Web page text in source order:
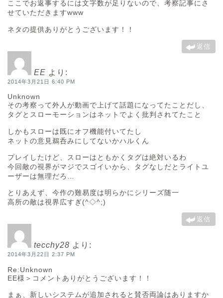
ここでお返事するには文字数が足りないので、考察記事にさ
せていただきますwww
ネタの提供ありがとうございます！！
返信
EE より:
2014年3月21日 6:40 PM
Unknown
その考察って外人が動画で上げて話題になってたことだし、
タグとスローモーションはネットでよく批判されてたこと
しかもスローは既にオフ機能付いてたし
ネットの意見鵜呑みにしてないかハルくん
プレイしたけど、スローはともかくタグは絶対いるわ
今回敵の視界がマジでスゴイいから、タグなしだとライトユ
ーザーは無理だろ…
とりあえず、今作の難易度は明らかにシリーズ随一
高所の敵は視界広すぎ(^◇^;)
返信
tecchy28 より:
2014年3月22日 2:37 PM
Re:Unknown
EE様＞コメントありがとうございます！！
まぁ、新しいシステムが追加されると賛否両論はありますか